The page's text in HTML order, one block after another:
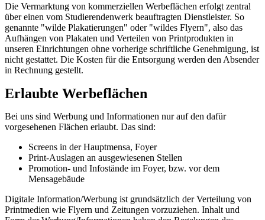
Die Vermarktung von kommerziellen Werbeflächen erfolgt zentral
über einen vom Studierendenwerk beauftragten Dienstleister. So
genannte "wilde Plakatierungen" oder "wildes Flyern", also das
Aufhängen von Plakaten und Verteilen von Printprodukten in
unseren Einrichtungen ohne vorherige schriftliche Genehmigung, ist
nicht gestattet. Die Kosten für die Entsorgung werden den Absender
in Rechnung gestellt.
Erlaubte Werbeflächen
Bei uns sind Werbung und Informationen nur auf den dafür
vorgesehenen Flächen erlaubt. Das sind:
Screens in der Hauptmensa, Foyer
Print-Auslagen an ausgewiesenen Stellen
Promotion- und Infostände im Foyer, bzw. vor dem
Mensagebäude
Digitale Information/Werbung ist grundsätzlich der Verteilung von
Printmedien wie Flyern und Zeitungen vorzuziehen. Inhalt und